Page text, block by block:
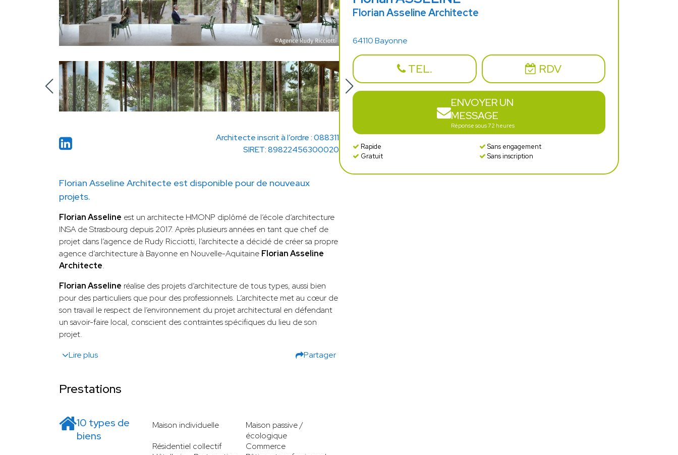
Architecte inscrit à l’ordre : 088311
SIRET: 89822456300020
Florian Asseline Architecte est disponible pour de nouveaux
projets.
Florian Asseline est un architecte HMONP diplômé de l’école d’architecture
INSA de Strasbourg depuis 2017. Après plusieurs années en tant que chef de
projet dans l’agence de Rudy Ricciotti, l’architecte a décidé de créer sa propre
agence d’architecture à Bayonne en Nouvelle-Aquitaine Florian Asseline
Architecte.
Florian Asseline réalise des projets d’architecture de tous types, aussi bien
pour des particuliers que pour des professionnels. L’architecte met au cœur de
son travail le respect de l’environnement du projet architectural en défendant
un savoir-faire local, conscient des contraintes spécifiques du lieu de son
projet.
Lire plus
Partager
Prestations
10 types de
biens
Maison individuelle
Maison passive /
écologique
Résidentiel collectif
Commerce
Florian Asseline Architecte
64110 Bayonne
TEL. RDV
ENVOYER UN
MESSAGE
Réponse sous 72 heures
Rapide
Sans engagement
Gratuit
Sans inscription